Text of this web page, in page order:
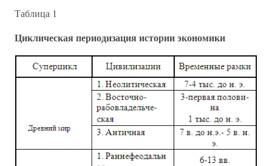
Таблица 1
Циклическая периодизация истории экономики